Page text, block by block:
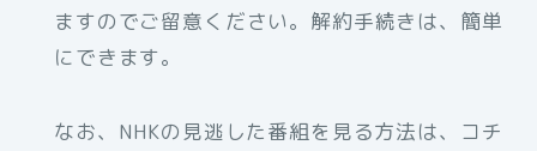
ますのでご留意ください。解約手続きは、簡単
にできます。
なお、NHKの見逃した番組を見る方法は、コチ